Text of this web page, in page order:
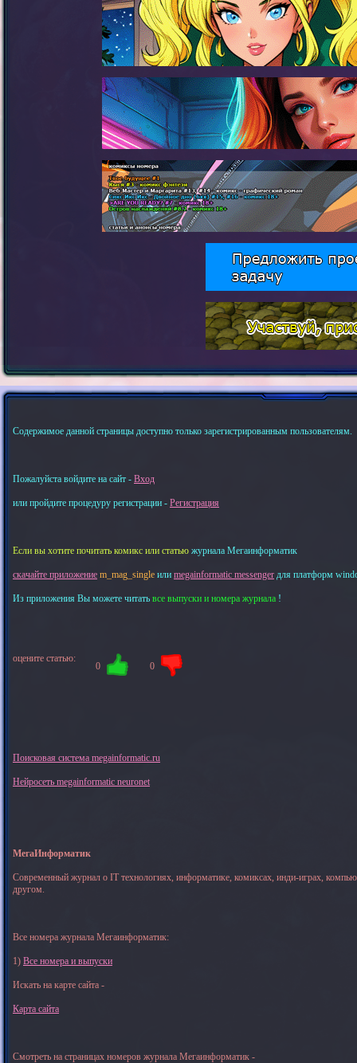
Содержимое данной страницы доступно только зарегистрированным пользователям.
Пожалуйста войдите на сайт - Вход
или пройдите процедуру регистрации - Регистрация
Если вы хотите почитать комикс или статью журнала Мегаинформатик
скачайте приложение m_mag_single или megainformatic messenger для платформ
Из приложения Вы можете читать все выпуски и номера журнала !
оцените статью:
0 0
Поисковая система megainformatic.ru
Нейросеть megainformatic neuronet
МегаИнформатик
Современный журнал о IT технологиях, информатике, комиксах, инди-играх,
другом.
Все номера журнала Мегаинформатик:
1) Все номера и выпуски
Искать на карте сайта -
Карта сайта
Смотреть на страницах номеров журнала Мегаинформатик -